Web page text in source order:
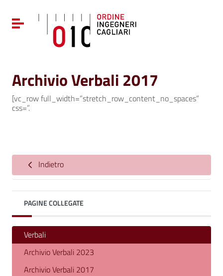
Vai al menu di navigazione
Vai al footer
Attiva / disattiva la navigazione
Archivio Verbali 2017
[vc_row full_width=”stretch_row_content_no_spaces”
css=”.
Indietro
PAGINE COLLEGATE
Verbali
Archivio Verbali 2023
Archivio Verbali 2017